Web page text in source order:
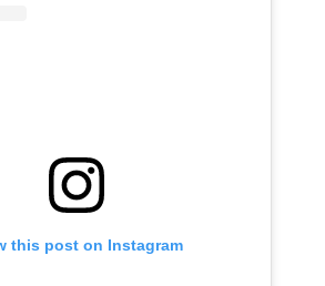
this post on Instagram